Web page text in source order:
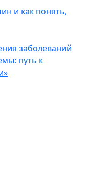
и как понять,
заболеваний
путь к